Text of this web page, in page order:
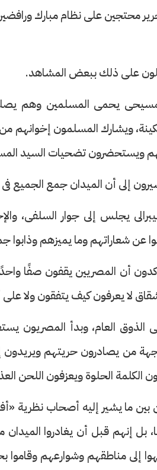
محتجين على نظام مبارك
على ذلك ببعض المشاهد.
يحمى المسلمين وهم
ويشارك المسلمون إخوانهم
ويستحضرون تضحيات السيد
إلى أن الميدان جمع الجميع
يجلس إلى جوار السلفى،
عن شعاراتهم وما يميزهم
أن المصريين يقفون صفًا
لا يعرفون كيف يتفقون ولا
الذوق العام، وبدأ المصريون
من يصادرون حريتهم ويريدون
الكلمة الحلوة ويعزفون اللحن
ما يشير إليه أصحاب نظرية
إلى مناطقهم وشوارعهم